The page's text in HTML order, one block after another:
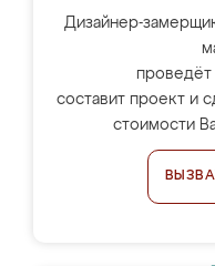
Дизайнер-
проведёт
составит проект и
стоимости